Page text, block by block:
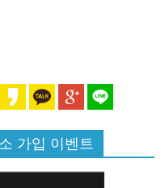
가입 이벤트